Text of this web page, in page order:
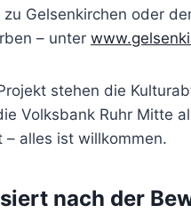
zu Gelsenkirchen oder
– unter
stehen die
Volksbank Ruhr Mitte
– alles ist willkommen.
nach der